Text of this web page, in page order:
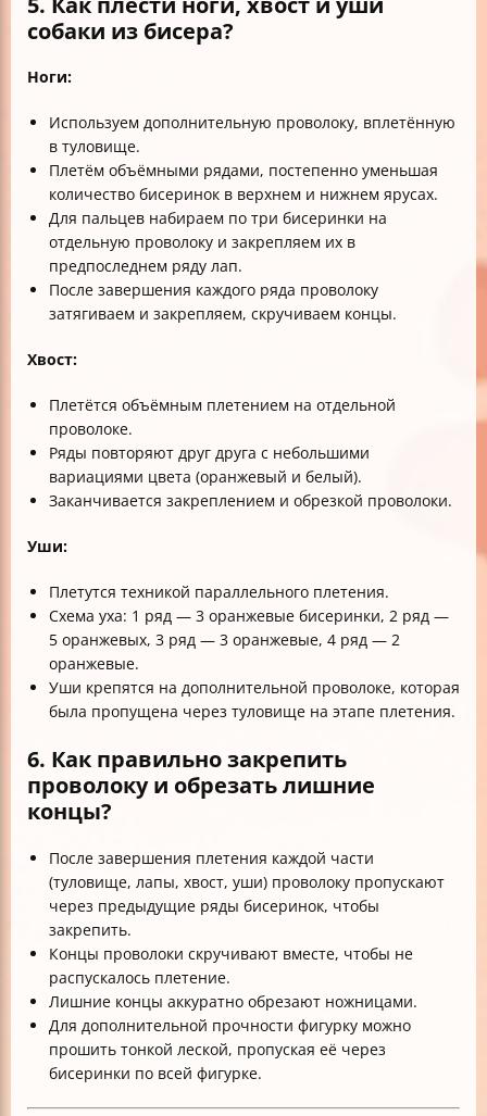
собаки из бисера?
Ноги:
Используем дополнительную проволоку, вплетённую
в туловище.
Плетём объёмными рядами, постепенно уменьшая
количество бисеринок в верхнем и нижнем ярусах.
Для пальцев набираем по три бисеринки на
отдельную проволоку и закрепляем их в
предпоследнем ряду лап.
После завершения каждого ряда проволоку
затягиваем и закрепляем, скручиваем концы.
Хвост:
Плетётся объёмным плетением на отдельной
проволоке.
Ряды повторяют друг друга с небольшими
вариациями цвета (оранжевый и белый).
Заканчивается закреплением и обрезкой проволоки.
Уши:
Плетутся техникой параллельного плетения.
Схема уха: 1 ряд — 3 оранжевые бисеринки, 2 ряд —
5 оранжевых, 3 ряд — 3 оранжевые, 4 ряд — 2
оранжевые.
Уши крепятся на дополнительной проволоке, которая
была пропущена через туловище на этапе плетения.
6. Как правильно закрепить
проволоку и обрезать лишние
концы?
После завершения плетения каждой части
(туловище, лапы, хвост, уши) проволоку пропускают
через предыдущие ряды бисеринок, чтобы
закрепить.
Концы проволоки скручивают вместе, чтобы не
распускалось плетение.
Лишние концы аккуратно обрезают ножницами.
Для дополнительной прочности фигурку можно
прошить тонкой леской, пропуская её через
бисеринки по всей фигурке.